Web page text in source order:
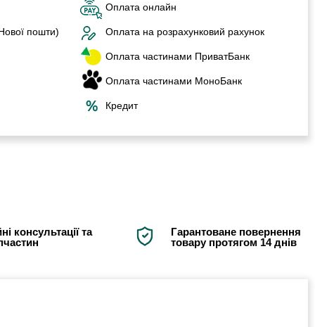
пошти)
Оплата онлайн
Оплата на розрахунковий рахунок
Оплата частинами ПриватБанк
Оплата частинами МоноБанк
Кредит
консультації та
Гарантоване повернення
товару протягом 14 днів